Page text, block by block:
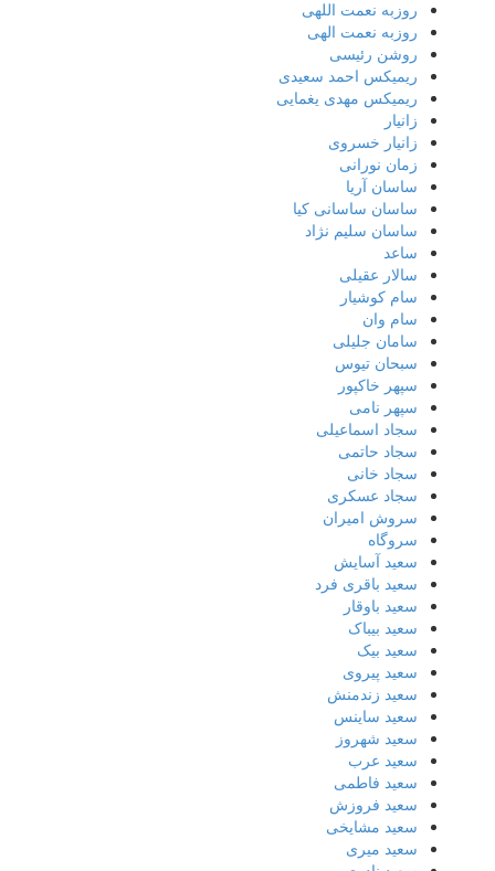
روزبه نعمت اللهی
روزبه نعمت الهی
روشن رئیسی
ریمیکس احمد سعیدی
ریمیکس مهدی یغمایی
زانیار
زانیار خسروی
زمان نورانی
ساسان آریا
ساسان ساسانی کیا
ساسان سلیم نژاد
ساعد
سالار عقیلی
سام کوشیار
سام وان
سامان جلیلی
سبحان تیوس
سپهر خاکپور
سپهر نامی
سجاد اسماعیلی
سجاد حاتمی
سجاد خانی
سجاد عسکری
سروش امیران
سروگاه
سعید آسایش
سعید باقری فرد
سعید باوقار
سعید بیباک
سعید بیک
سعید پیروی
سعید زندمنش
سعید ساینس
سعید شهروز
سعید عرب
سعید فاطمی
سعید فروزش
سعید مشایخی
سعید میری